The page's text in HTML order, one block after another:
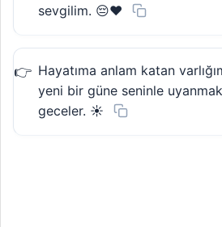
sevgilim. 😔❤️
Hayatıma anlam katan
yeni bir güne seninle
geceler. ☀️